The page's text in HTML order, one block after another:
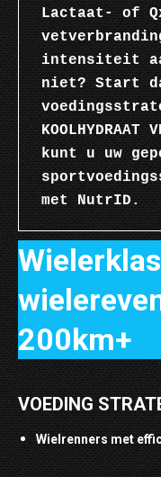
Lactaat- of
intensiteit
niet? Start
kunt u uw
met NutrID.
200km+
VOEDING
Wielrenners met